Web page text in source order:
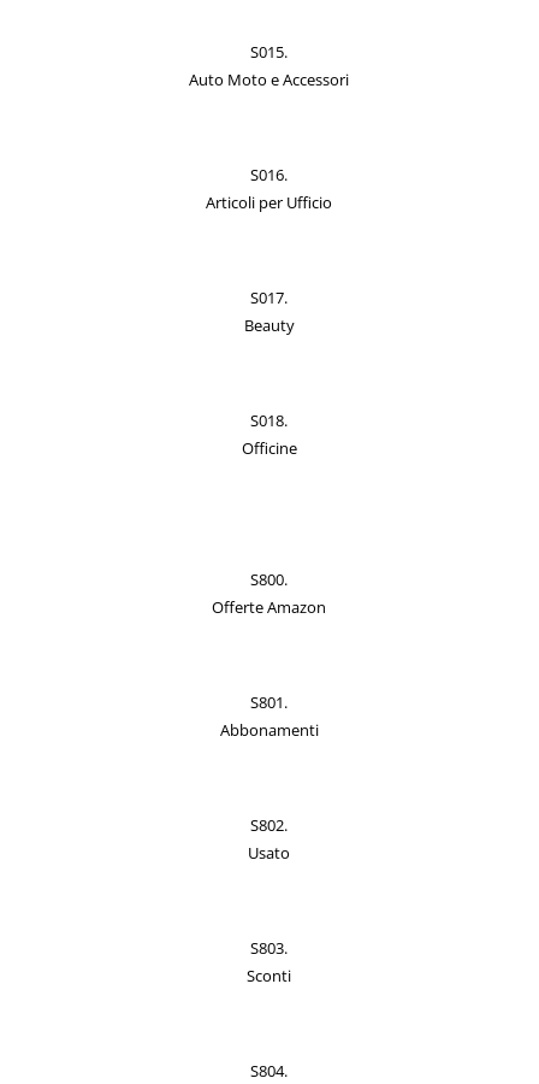
S015.
Auto Moto e Accessori
S016.
Articoli per Ufficio
S017.
Beauty
S018.
Officine
S800.
Offerte Amazon
S801.
Abbonamenti
S802.
Usato
S803.
Sconti
S804.